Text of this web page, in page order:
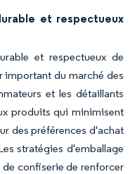
et respectueux
et respectueux de
important du marché des
et les détaillants
produits qui minimisent
des préférences d'achat
stratégies d'emballage
confiserie de renforcer